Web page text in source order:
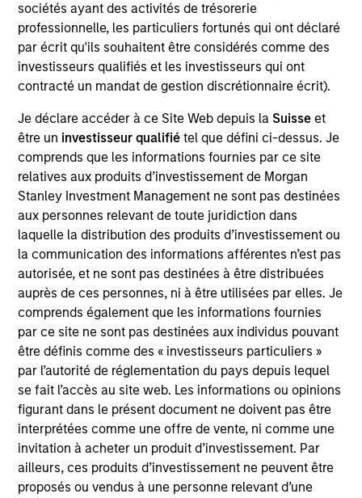
sociétés ayant des activités de trésorerie
professionnelle, les particuliers fortunés qui ont déclaré
par écrit qu'ils souhaitent être considérés comme des
investisseurs qualifiés et les investisseurs qui ont
contracté un mandat de gestion discrétionnaire écrit).
Je déclare accéder à ce Site Web depuis la Suisse et
être un investisseur qualifiétel que défini ci-dessus. Je
comprends que les informations fournies par ce site
relatives aux produits d’investissement de Morgan
Stanley Investment Management ne sont pas destinées
aux personnes relevant de toute juridiction dans
laquelle la distribution des produits d’investissement ou
la communication des informations afférentes n’est pas
autorisée, et ne sont pas destinées à être distribuées
auprès de ces personnes, ni à être utilisées par elles. Je
comprends également que les informations fournies
par ce site ne sont pas destinées aux individus pouvant
être définis comme des « investisseurs particuliers »
par l’autorité de réglementation du pays depuis lequel
se fait l’accès au site web. Les informations ou opinions
figurant dans le présent document ne doivent pas être
interprétées comme une offre de vente, ni comme une
invitation à acheter un produit d’investissement. Par
ailleurs, ces produits d’investissement ne peuvent être
proposés ou vendus à une personne relevant d’une
Investment Strategies including commodities, VRP,
and related options strategies. Prior to joining
Parametric in 2006 (originally as an employee of
Managed Risk Advisors, which was acquired by
Parametric in 2007), Larry was a principal at
market-makers in the world. At Wolverine, he was
the head trader in charge of all trading in the New
York office on the American Stock Exchange and
the COMEX, and he was responsible for over 90
equity/index options as well as market-making in
ETFs and structured products. He earned a BS in
business administration from Boston University.
May not represent all Team Members.
The information on this page is for informational
purposes only. The information contained herein does
not constitute and should not be construed as an
offering of advisory services or an offer to sell or a
solicitation of an offer to buy any securities in any
jurisdiction in which such offer or solicitation,
purchase or sale would be unlawful under the
securities, insurance or other laws of such jurisdiction.
All investing involves risks, including a loss of principal.